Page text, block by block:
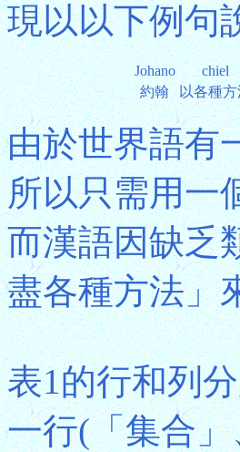
現以以下例句
Johano chiel
約翰
以各種方
由於世界語有
所以只需用一
而漢語因缺乏
盡各種方法」
表1的行和列
一行(「集合